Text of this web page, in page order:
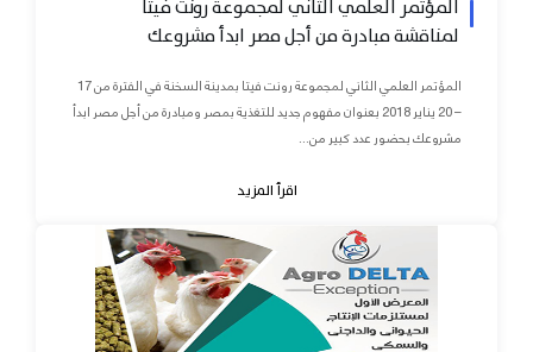
المؤتمر العلمي الثاني لمجموعة رونت فيتا
لمناقشة مبادرة من أجل مصر ابدأ مشروعك
المؤتمر العلمي الثاني لمجموعة رونت فيتا بمدينة السخنة في الفترة من 17
– 20 يناير 2018 بعنوان مفهوم جديد للتغذية بمصر ومبادرة من أجل مصر ابدأ
مشروعك بحضور عدد كبير من...
اقرأ المزيد